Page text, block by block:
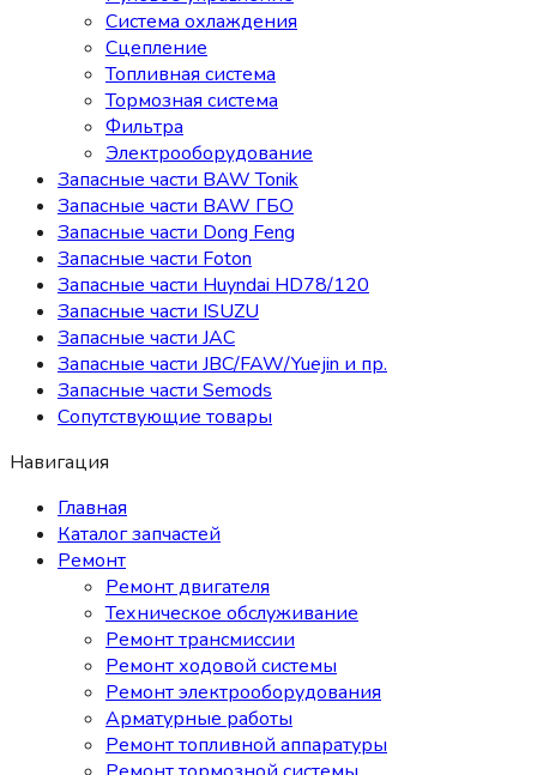
Система охлаждения
Сцепление
Топливная система
Тормозная система
Фильтра
Электрооборудование
Запасные части BAW Tonik
Запасные части BAW ГБО
Запасные части Dong Feng
Запасные части Foton
Запасные части Huyndai HD78/120
Запасные части ISUZU
Запасные части JAC
Запасные части JBC/FAW/Yuejin и пр.
Запасные части Semods
Сопутствующие товары
Навигация
Главная
Каталог запчастей
Ремонт
Ремонт двигателя
Техническое обслуживание
Ремонт трансмиссии
Ремонт ходовой системы
Ремонт электрооборудования
Арматурные работы
Ремонт топливной аппаратуры